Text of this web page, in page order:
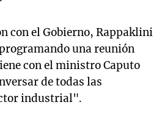
con el Gobierno, Rappaklini
una reunión
con el ministro Caputo
de todas las
industrial".